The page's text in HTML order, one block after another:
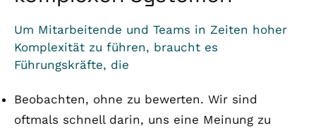
Um Mitarbeitende und Teams in Zeiten hoher
Komplexität zu führen, braucht es
Führungskräfte, die
Beobachten, ohne zu bewerten. Wir sind
oftmals schnell darin, uns eine Meinung zu